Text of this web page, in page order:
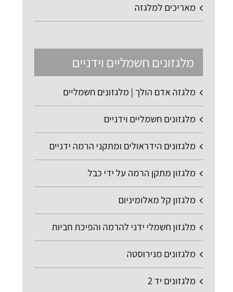
מאריכים למלגזה
מלגזונים חשמליים וידניים
מלגזה אדם הולך | מלגזונים חשמליים
מלגזונים חשמליים וידניים
מלגזונים הידראולים ומתקני הרמה ידניים
מלגזון מתקן הרמה על ידי כבל
מלגזון קל מאלומיניום
מלגזון חשמלי ידני להרמה והפיכת חביות
מלגזונים מנירוסטה
מלגזונים יד 2